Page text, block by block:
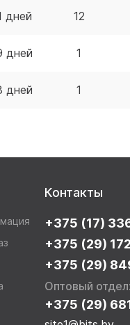
дней 12
дней 1
дней 1
Контакты
+375 (17)
+375 (29)
+375 (29)
Оптовый отдел:
+375 (29)